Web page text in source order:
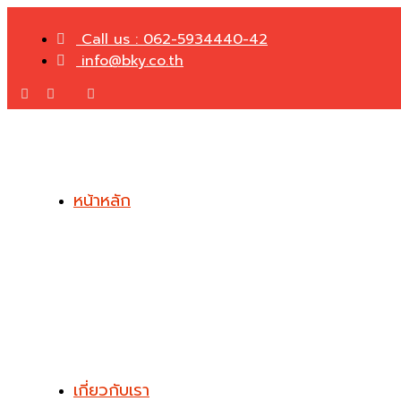
Call us : 062-5934440-42
info@bky.co.th
หน้าหลัก
เกี่ยวกับเรา